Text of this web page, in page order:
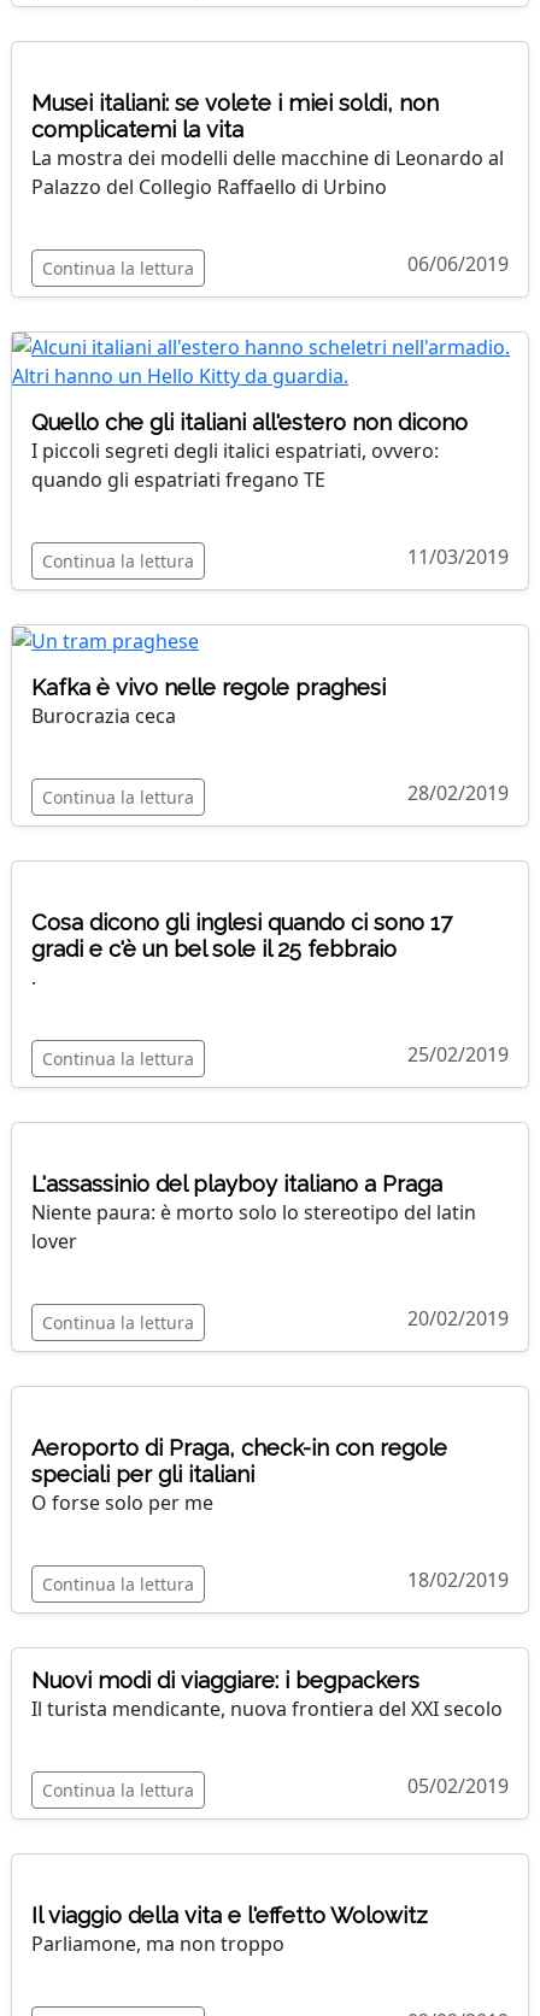
Musei italiani: se volete i miei soldi, non
complicatemi la vita
La mostra dei modelli delle macchine di Leonardo al
Palazzo del Collegio Raffaello di Urbino
Continua la lettura 06/06/2019
Quello che gli italiani all'estero non dicono
I piccoli segreti degli italici espatriati, ovvero:
quando gli espatriati fregano TE
Continua la lettura 11/03/2019
Kafka è vivo nelle regole praghesi
Burocrazia ceca
Continua la lettura 28/02/2019
Cosa dicono gli inglesi quando ci sono 17
gradi e c'è un bel sole il 25 febbraio
.
Continua la lettura 25/02/2019
L'assassinio del playboy italiano a Praga
Niente paura: è morto solo lo stereotipo del latin
lover
Continua la lettura 20/02/2019
Aeroporto di Praga, check-in con regole
speciali per gli italiani
O forse solo per me
Continua la lettura 18/02/2019
Nuovi modi di viaggiare: i begpackers
Il turista mendicante, nuova frontiera del XXI secolo
Continua la lettura 05/02/2019
Il viaggio della vita e l'effetto Wolowitz
Parliamone, ma non troppo